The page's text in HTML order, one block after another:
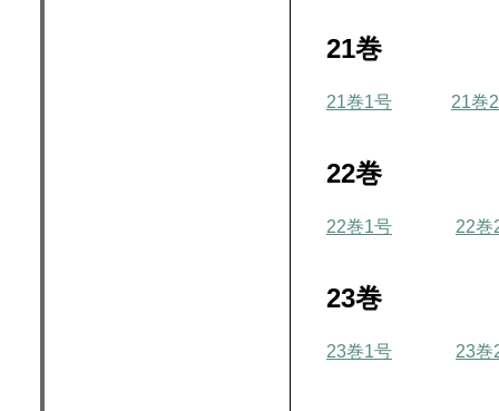
21巻
21巻1号 21巻
22巻
22巻1号 22巻
23巻
23巻1号 23巻